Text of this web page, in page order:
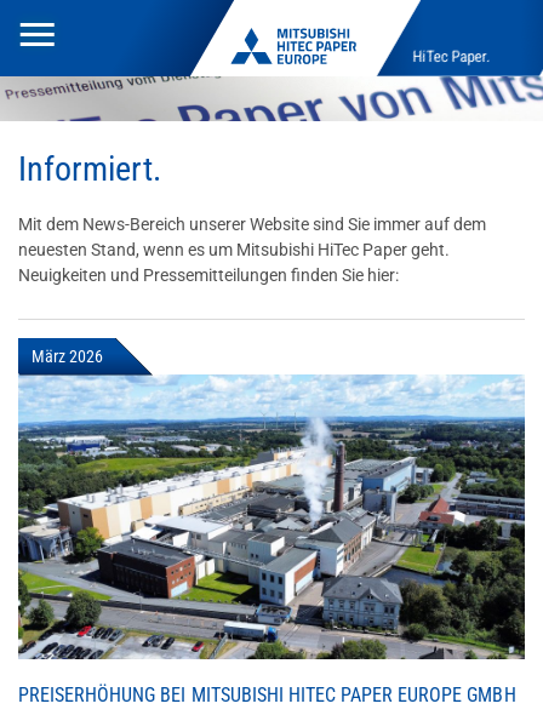
Toggle
HiTec Paper.
Informiert.
Mit dem News-Bereich unserer Website sind Sie immer auf dem
neuesten Stand, wenn es um Mitsubishi HiTec Paper geht.
Neuigkeiten und Pressemitteilungen finden Sie hier:
März 2026
PREISERHÖHUNG BEI MITSUBISHI HITEC PAPER EUROPE GMBH